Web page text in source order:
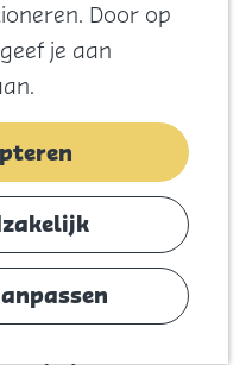
Door op
je aan
Winkelen
Koningsdag
Blijf
Slapen
Agenda